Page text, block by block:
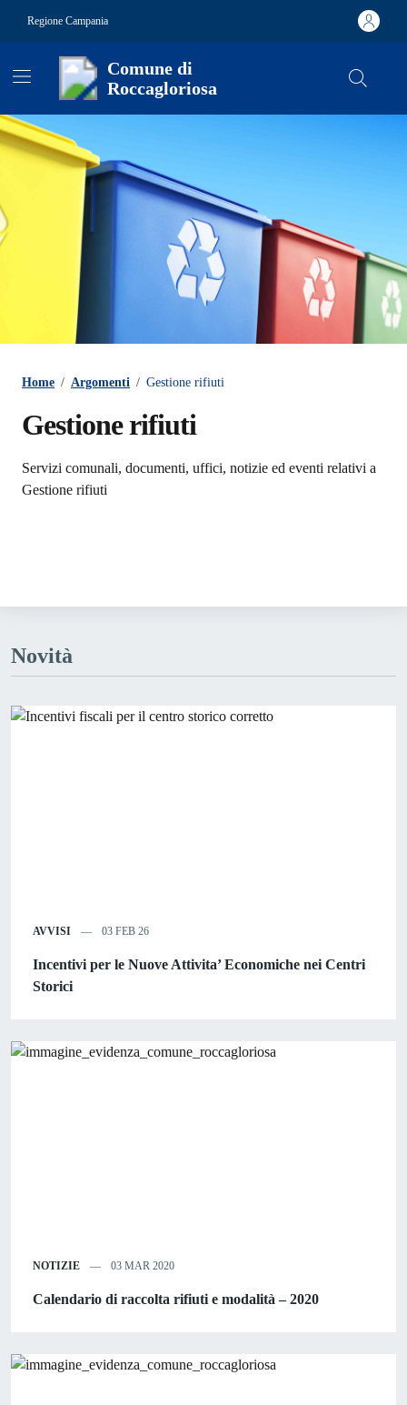
Regione Campania
Comune di
Roccagloriosa
Contenuti in evidenza
Home / Argomenti / Gestione rifiuti
Gestione rifiuti
Dettagli dell'argomento
Servizi comunali, documenti, uffici, notizie ed eventi relativi a
Gestione rifiuti
Novità
AVVISI 03 FEB 26
Incentivi per le Nuove Attivita’ Economiche nei Centri
Storici
NOTIZIE 03 MAR 2020
Calendario di raccolta rifiuti e modalità – 2020